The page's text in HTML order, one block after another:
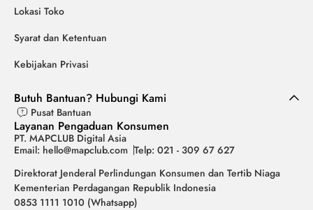
Lokasi Toko
Syarat dan Ketentuan
Kebijakan Privasi
Butuh Bantuan? Hubungi Kami
Pusat Bantuan
Layanan Pengaduan Konsumen
PT. MAPCLUB Digital Asia
Email: hello@mapclub.com Telp: 021 - 309 67 627
Direktorat Jenderal Perlindungan Konsumen dan Tertib Niaga
Kementerian Perdagangan Republik Indonesia
0853 1111 1010 (Whatsapp)